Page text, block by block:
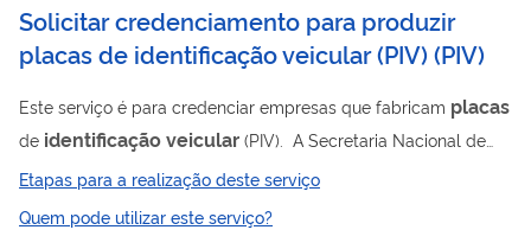
Solicitar credenciamento para produzir
placas de identificação veicular (PIV) (PIV)
Este serviço é para credenciar empresas que fabricam placas
de identificaçãoveicular (PIV). A Secretaria Nacional de
Trânsito (Senatran) credencia empresas para exercer a
atividade de fabricação, operação logística, gerenciamento
informatizado e a distribuição das
Etapas para a realização deste serviço
Quem pode utilizar este serviço?